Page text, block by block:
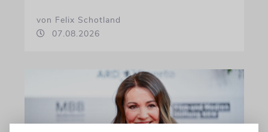
von Felix Schotland
07.08.2026